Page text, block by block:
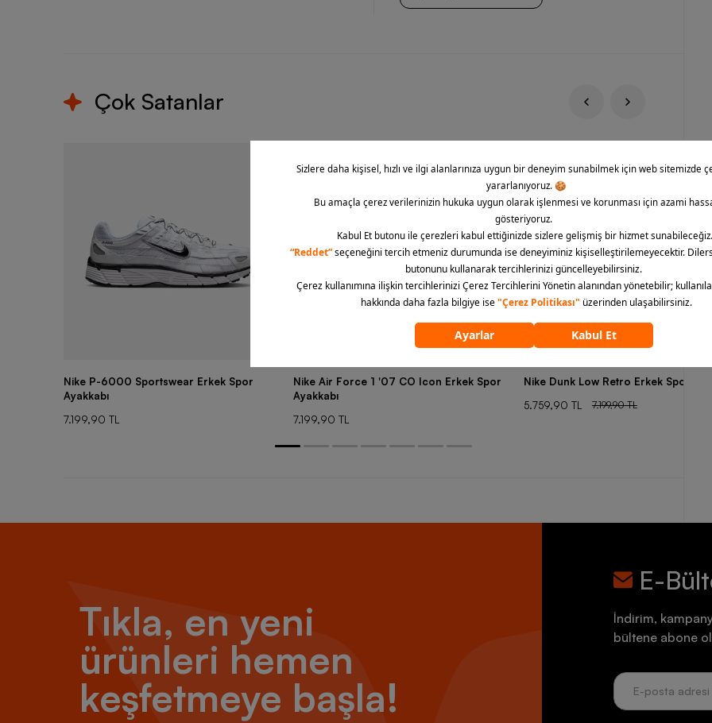
Çok Satanlar
Nike P-6000 Sportswear Erkek Spor
Ayakkabı
7.199,90 TL
Nike Air Force 1 '07 CO Icon Erkek Spor
Ayakkabı
7.199,90 TL
Nike Dunk Low Retro Erkek Spor
5.759,90 TL
7.199,90 TL
Tıkla, en yeni
ürünleri hemen
keşfetmeye başla!
E-
İndirim,
bültene abone